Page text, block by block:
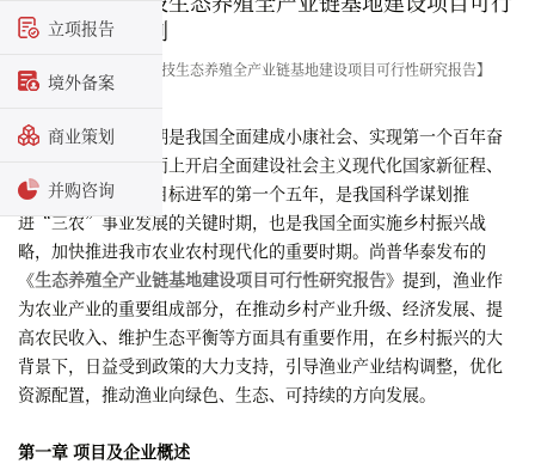
立项报告
境外备案
商业策划
并购咨询
性研究报告案例
关键字：【陆基水产科技生态养殖全产业链基地建设项目可行性研究报告】
2024-12-25 11:12:40
“十四五”时期是我国全面建成小康社会、实现第一个百年奋
斗目标之后，乘势而上开启全面建设社会主义现代化国家新征程、
向第二个百年奋斗目标进军的第一个五年，是我国科学谋划推
进“三农”事业发展的关键时期，也是我国全面实施乡村振兴战
略，加快推进我市农业农村现代化的重要时期。尚普华泰发布的
《生态养殖全产业链基地建设项目可行性研究报告》提到，渔业作
为农业产业的重要组成部分，在推动乡村产业升级、经济发展、提
高农民收入、维护生态平衡等方面具有重要作用，在乡村振兴的大
背景下，日益受到政策的大力支持，引导渔业产业结构调整，优化
资源配置，推动渔业向绿色、生态、可持续的方向发展。
第一章 项目及企业概述